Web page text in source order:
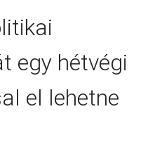
egy hétvégi
el lehetne